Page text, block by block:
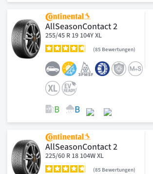
AllSeasonContact 2
255/45 R 19 104Y XL
85 Bewertungen
AllSeasonContact 2
225/60 R 18 104W XL
85 Bewertungen